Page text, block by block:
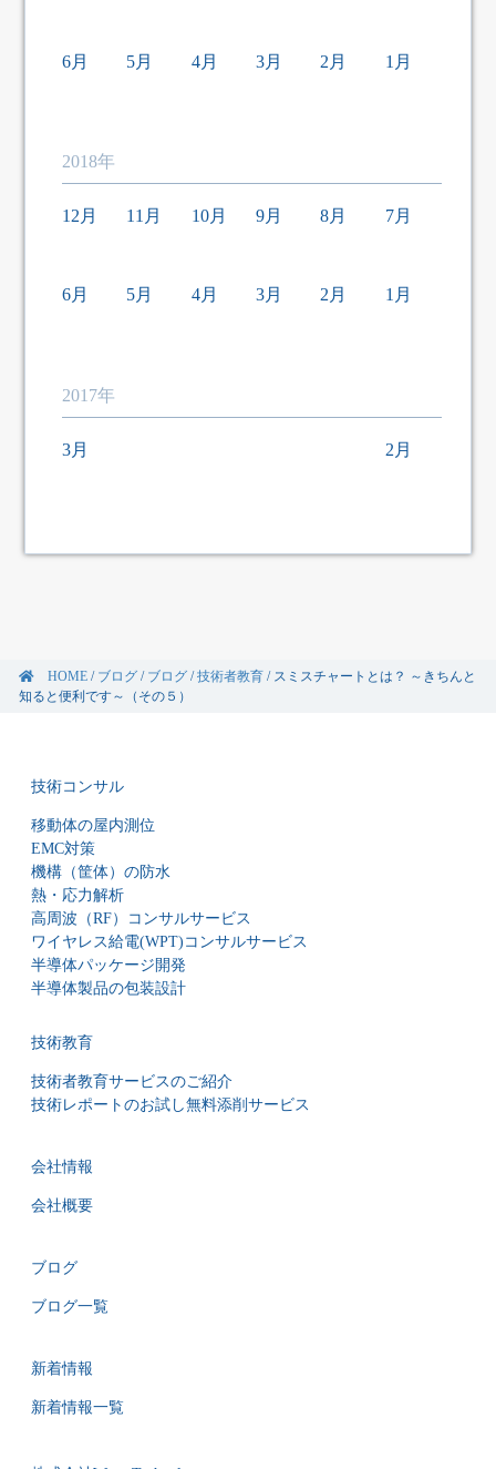
6月 5月 4月 3月 2月 1月
2018年
12月 11月 10月 9月 8月 7月
6月 5月 4月 3月 2月 1月
2017年
3月 2月
HOME/ ブログ/ ブログ/技術者教育/ スミスチャートとは？ ～きちんと
知ると便利です～（その５）
技術コンサル
移動体の屋内測位
EMC対策
機構（筐体）の防水
熱・応力解析
高周波（RF）コンサルサービス
ワイヤレス給電(WPT)コンサルサービス
半導体パッケージ開発
半導体製品の包装設計
技術教育
技術者教育サービスのご紹介
技術レポートのお試し無料添削サービス
会社情報
会社概要
ブログ
ブログ一覧
新着情報
新着情報一覧